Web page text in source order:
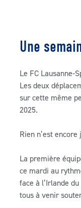
Une
Le FC
Les deux
sur cette même
2025.
Rien n’est
La première
ce mardi au
face à l’Irlande
tous à venir